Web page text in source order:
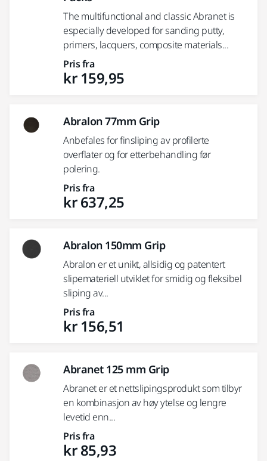
The multifunctional and classic Abranet is
especially developed for sanding putty,
primers, lacquers, composite materials...
Pris fra
kr 159,95
Abralon 77mm Grip
Anbefales for finsliping av profilerte
overflater og for etterbehandling før
polering.
Pris fra
kr 637,25
Abralon 150mm Grip
Abralon er et unikt, allsidig og patentert
slipemateriell utviklet for smidig og fleksibel
sliping av...
Pris fra
kr 156,51
Abranet 125 mm Grip
Abranet er et nettslipingsprodukt som tilbyr
en kombinasjon av høy ytelse og lengre
levetid enn...
Pris fra
kr 85,93